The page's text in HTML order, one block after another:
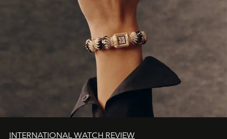
INTERNATIONAL WATCH REVIEW